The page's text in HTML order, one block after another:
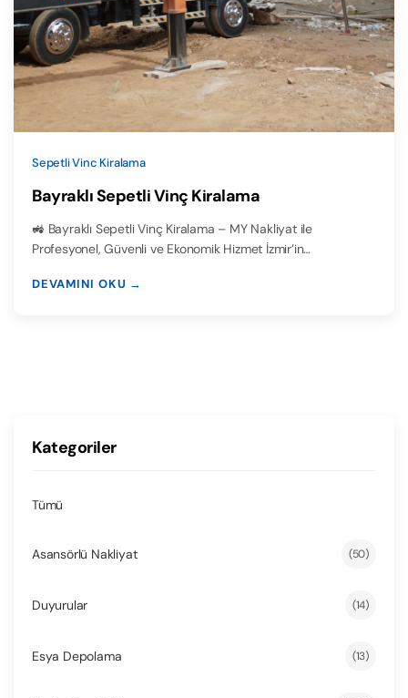
Sepetli Vinc Kiralama
Bayraklı Sepetli Vinç Kiralama
🚜 Bayraklı Sepetli Vinç Kiralama – MY Nakliyat ile
Profesyonel, Güvenli ve Ekonomik Hizmet İzmir’in…
DEVAMINI OKU →
Kategoriler
Tümü
Asansörlü Nakliyat (50)
Duyurular (14)
Esya Depolama (13)